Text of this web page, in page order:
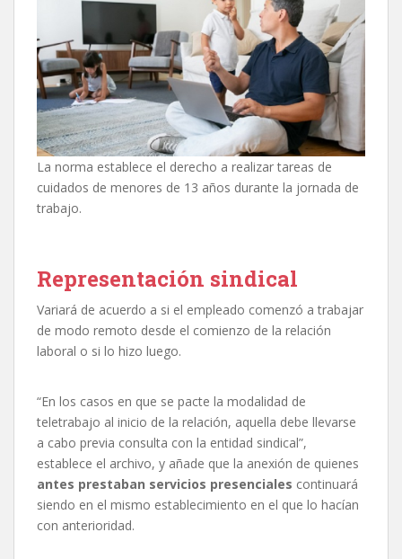
La norma establece el derecho a realizar tareas de
cuidados de menores de 13 años durante la jornada de
trabajo.
Representación sindical
Variará de acuerdo a si el empleado comenzó a trabajar
de modo remoto desde el comienzo de la relación
laboral o si lo hizo luego.
“En los casos en que se pacte la modalidad de
teletrabajo al inicio de la relación, aquella debe llevarse
a cabo previa consulta con la entidad sindical”,
establece el archivo, y añade que la anexión de quienes
antes prestaban servicios presenciales continuará
siendo en el mismo establecimiento en el que lo hacían
con anterioridad.